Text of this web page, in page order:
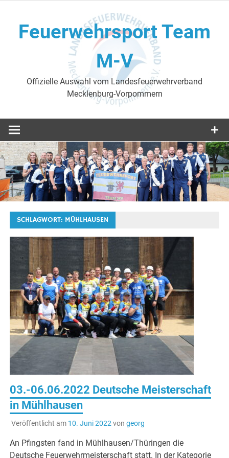
contentFeuerwehrsport Team
M-V
Offizielle Auswahl vom Landesfeuerwehrverband
Mecklenburg-Vorpommern
SCHLAGWORT: MÜHLHAUSEN
03.-06.06.2022 Deutsche Meisterschaft
in Mühlhausen
Veröffentlicht am 10. Juni 2022 von georg
An Pfingsten fand in Mühlhausen/Thüringen die
Deutsche Feuerwehrmeisterschaft statt. In der Kategorie